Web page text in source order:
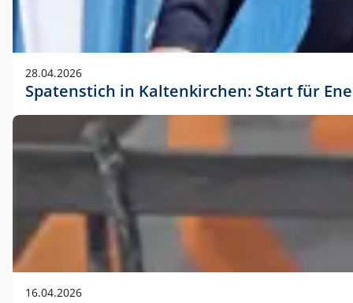
28.04.2026
Spatenstich in Kaltenkirchen: Start für
16.04.2026